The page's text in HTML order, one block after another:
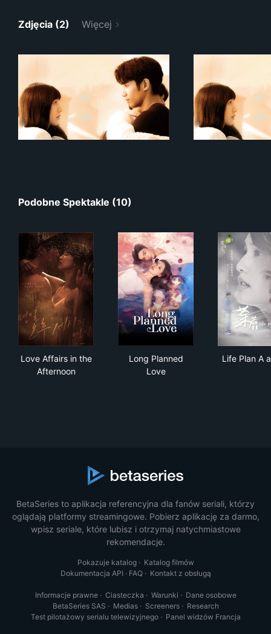
Zdjęcia (2) Więcej
Podobne Spektakle (10)
Love Affairs in the
Afternoon
Long Planned
Love
Life Plan A
BetaSeries to aplikacja referencyjna dla fanów seriali, którzy
oglądają platformy streamingowe. Pobierz aplikację za darmo,
wpisz seriale, które lubisz i otrzymaj natychmiastowe
rekomendacje.
Pokazuje katalog· Katalog filmów
Dokumentacja API · FAQ· Kontakt z obsługą
Informacje prawne· Ciasteczka · Warunki · Dane osobowe
BetaSeries SAS · Medias· Screeners· Research
Test pilotażowy serialu telewizyjnego· Panel widzów Francja